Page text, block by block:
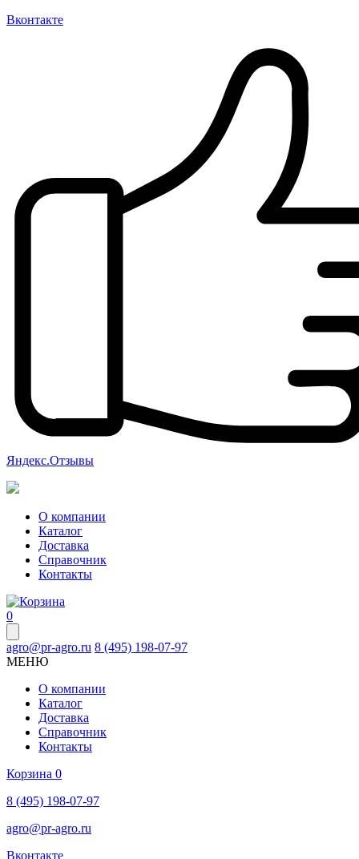
Вконтакте
Яндекс.Отзывы
О компании
Каталог
Доставка
Справочник
Контакты
0
agro@pr-agro.ru 8 (495) 198-07-97
МЕНЮ
О компании
Каталог
Доставка
Справочник
Контакты
Корзина 0
8 (495) 198-07-97
agro@pr-agro.ru
Вконтакте